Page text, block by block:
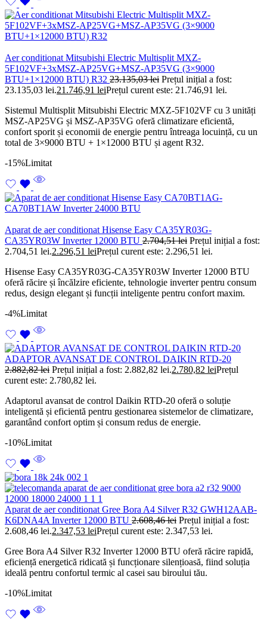
Aer conditionat Mitsubishi Electric Multisplit MXZ-
5F102VF+3xMSZ-AP25VG+MSZ-AP35VG (3×9000
BTU+1×12000 BTU) R32 23.135,03lei Prețul inițial a fost:
23.135,03 lei.21.746,91 leiPrețul curent este: 21.746,91 lei.
Sistemul Multisplit Mitsubishi Electric MXZ-5F102VF cu 3 unități
MSZ-AP25VG și MSZ-AP35VG oferă climatizare eficientă,
confort sporit și economii de energie pentru întreaga locuință, cu un
total de 3×9000 BTU + 1×12000 BTU și agent R32.
-15%Limitat
Aparat de aer conditionat Hisense Easy CA35YR03G-
CA35YR03W Inverter 12000 BTU 2.704,51lei Prețul inițial a fost:
2.704,51 lei.2.296,51 leiPrețul curent este: 2.296,51 lei.
Hisense Easy CA35YR03G-CA35YR03W Inverter 12000 BTU
oferă răcire și încălzire eficiente, tehnologie inverter pentru consum
redus, design elegant și funcții inteligente pentru confort maxim.
-4%Limitat
ADAPTOR AVANSAT DE CONTROL DAIKIN RTD-20
2.882,82lei Prețul inițial a fost: 2.882,82 lei.2.780,82 leiPrețul
curent este: 2.780,82 lei.
Adaptorul avansat de control Daikin RTD-20 oferă o soluție
inteligentă și eficientă pentru gestionarea sistemelor de climatizare,
garantând confort optim și consum redus de energie.
-10%Limitat
Aparat de aer conditionat Gree Bora A4 Silver R32 GWH12AAB-
K6DNA4A Inverter 12000 BTU 2.608,46lei Prețul inițial a fost:
2.608,46 lei.2.347,53 leiPrețul curent este: 2.347,53 lei.
Gree Bora A4 Silver R32 Inverter 12000 BTU oferă răcire rapidă,
eficiență energetică ridicată și funcționare silențioasă, fiind soluția
ideală pentru confortul termic al casei sau biroului tău.
-10%Limitat